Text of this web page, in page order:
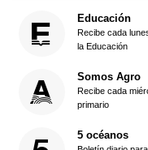
Educación
Recibe cada
la Educación
Somos Agro
Recibe cada
primario
5 océanos